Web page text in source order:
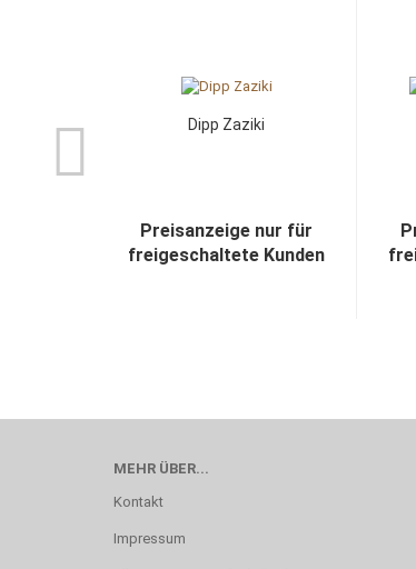
Dipp Zaziki
Preisanzeige nur für
freigeschaltete Kunden
MEHR ÜBER...
Kontakt
Impressum